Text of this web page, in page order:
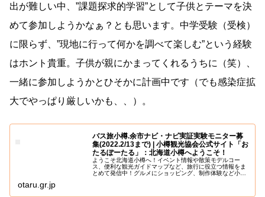
出が難しい中、”課題探求的学習”として子供とテーマを決
めて参加しようかなぁ？とも思います。中学受験（受検）
に限らず、”現地に行って何かを調べて楽しむ”という経験
はホント貴重。子供が親にかまってくれるうちに（笑）、
一緒に参加しようかとひそかに計画中です（でも感染症拡
大でやっぱり厳しいかも、、）。
バス旅小樽.余市ナビ・ナビ実証実験モニター募
集(2022.2/13まで) | 小樽観光協会公式サイト「お
たるぽーたる」：北海道小樽へようこそ！
ようこそ北海道小樽へ！イベント情報や散策モデルコー
ス、便利な観光ガイドマップなど、旅行に役立つ情報をま
とめて発信中！グルメにショッピング、制作体験など小樽
otaru.gr.jp